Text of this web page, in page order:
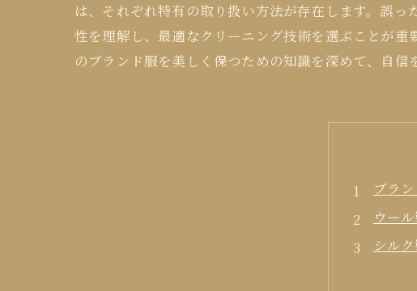
は、それぞれ特有の取り扱い方法が存在します。誤
性を理解し、最適なクリーニング技術を選ぶことが
のブランド服を美しく保つための知識を深めて、自信
ブラ
ウー
シル
コッ